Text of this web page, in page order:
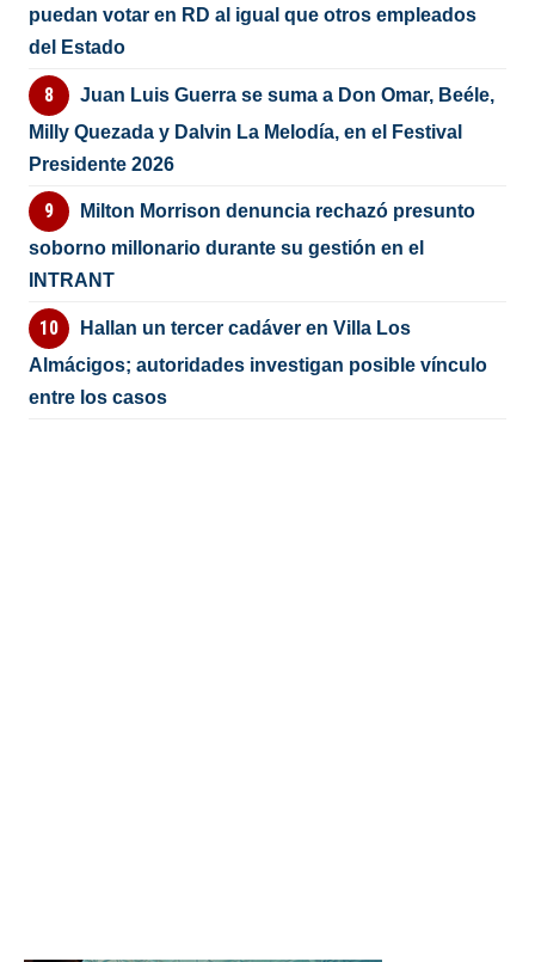
puedan votar en RD al igual que otros empleados
del Estado
Juan Luis Guerra se suma a Don Omar, Beéle,
Milly Quezada y Dalvin La Melodía, en el Festival
Presidente 2026
Milton Morrison denuncia rechazó presunto
soborno millonario durante su gestión en el
INTRANT
Hallan un tercer cadáver en Villa Los
Almácigos; autoridades investigan posible vínculo
entre los casos